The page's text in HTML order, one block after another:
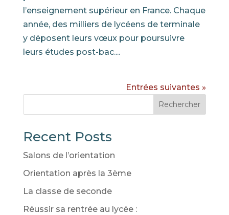
l’enseignement supérieur en France. Chaque
année, des milliers de lycéens de terminale
y déposent leurs vœux pour poursuivre
leurs études post-bac....
Entrées suivantes »
Rechercher
Recent Posts
Salons de l’orientation
Orientation après la 3ème
La classe de seconde
Réussir sa rentrée au lycée :